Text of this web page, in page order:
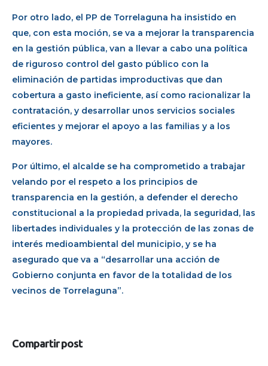
Por otro lado, el PP de Torrelaguna ha insistido en
que, con esta moción, se va a mejorar la transparencia
en la gestión pública, van a llevar a cabo una política
de riguroso control del gasto público con la
eliminación de partidas improductivas que dan
cobertura a gasto ineficiente, así como racionalizar la
contratación, y desarrollar unos servicios sociales
eficientes y mejorar el apoyo a las familias y a los
mayores.
Por último, el alcalde se ha comprometido a trabajar
velando por el respeto a los principios de
transparencia en la gestión, a defender el derecho
constitucional a la propiedad privada, la seguridad, las
libertades individuales y la protección de las zonas de
interés medioambiental del municipio, y se ha
asegurado que va a “desarrollar una acción de
Gobierno conjunta en favor de la totalidad de los
vecinos de Torrelaguna”.
Compartir post